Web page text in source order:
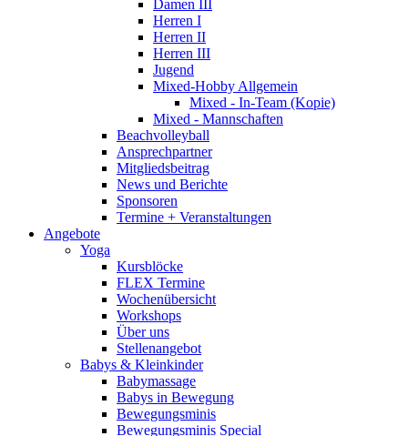
Damen III
Herren I
Herren II
Herren III
Jugend
Mixed-Hobby Allgemein
Mixed - In-Team (Kopie)
Mixed - Mannschaften
Beachvolleyball
Ansprechpartner
Mitgliedsbeitrag
News und Berichte
Sponsoren
Termine + Veranstaltungen
Angebote
Yoga
Kursblöcke
FLEX Termine
Wochenübersicht
Workshops
Über uns
Stellenangebot
Babys & Kleinkinder
Babymassage
Babys in Bewegung
Bewegungsminis
Bewegungsminis Special